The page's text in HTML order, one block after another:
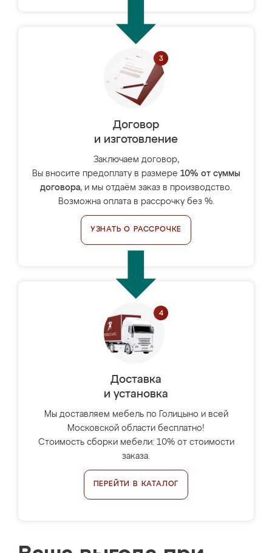
Договор
и изготовление
Заключаем договор,
Вы вносите предоплату в размере 10% от суммы
договора, и мы отдаём заказ в производство.
Возможна оплата в рассрочку без %.
УЗНАТЬ О РАССРОЧКЕ
Доставка
и установка
Мы доставляем мебель по Голицыно и всей
Московской области бесплатно!
Стоимость сборки мебели: 10% от стоимости
заказа.
ПЕРЕЙТИ В КАТАЛОГ